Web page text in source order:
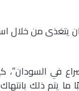
يتغذى من خلال
في
ما يتم ذلك